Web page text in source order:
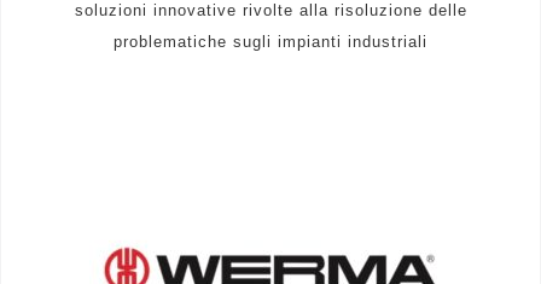
soluzioni innovative rivolte alla risoluzione delle
problematiche sugli impianti industriali